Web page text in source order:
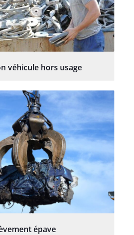
véhicule hors usage
épave